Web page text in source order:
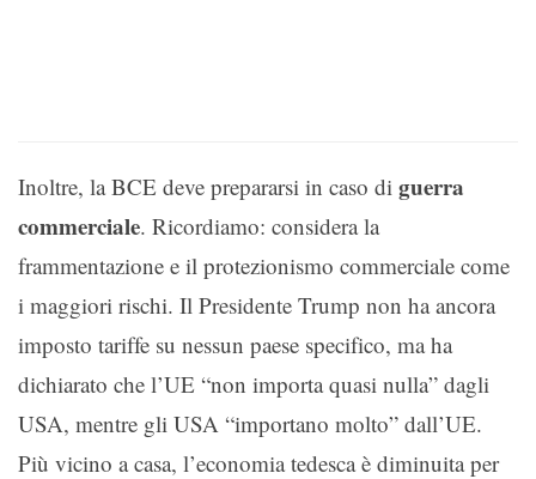
Inoltre, la BCE deve prepararsi in caso di guerra
commerciale. Ricordiamo: considera la
frammentazione e il protezionismo commerciale come
i maggiori rischi. Il Presidente Trump non ha ancora
imposto tariffe su nessun paese specifico, ma ha
dichiarato che l’UE “non importa quasi nulla” dagli
USA, mentre gli USA “importano molto” dall’UE.
Più vicino a casa, l’economia tedesca è diminuita per